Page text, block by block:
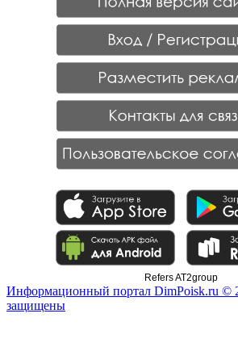
Refers AT2group
Информационный портал DimPoisk.ru ©
защищены